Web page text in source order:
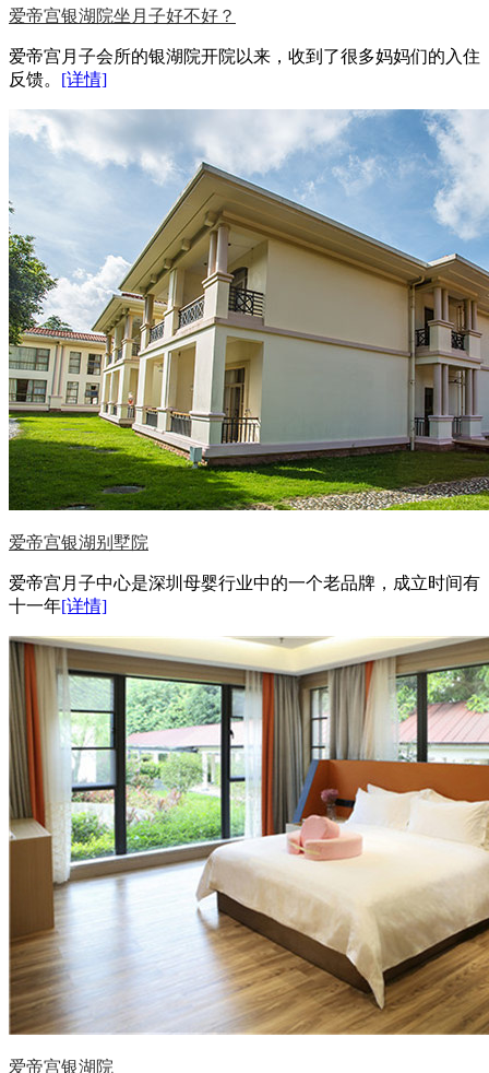
爱帝宫银湖院坐月子好不好？
爱帝宫月子会所的银湖院开院以来，收到了很多妈妈们的入住
反馈。
[详情]
爱帝宫银湖别墅院
爱帝宫月子中心是深圳母婴行业中的一个老品牌，成立时间有
十一年[详情]
爱帝宫银湖院